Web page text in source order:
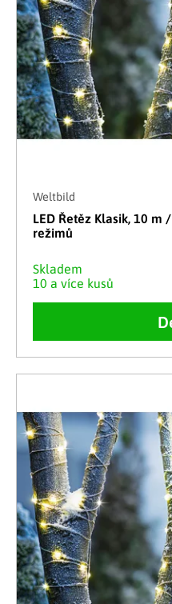
Weltbild
LED Řetěz Klasik, 10 m
režimů
Skladem
10 a více kusů